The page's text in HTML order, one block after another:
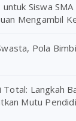
Siswa SMA
Mengambil
Pola
Langkah
Mutu